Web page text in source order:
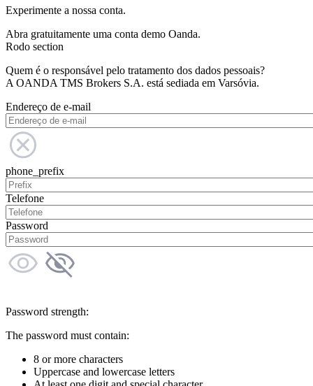
Experimente a nossa conta.
Abra gratuitamente uma conta demo Oanda.
Rodo section
Quem é o responsável pelo tratamento dos dados pessoais?
A OANDA TMS Brokers S.A. está sediada em Varsóvia.
Endereço de e-mail
phone_prefix
Telefone
Password
Password strength:
The password must contain:
8 or more characters
Uppercase and lowercase letters